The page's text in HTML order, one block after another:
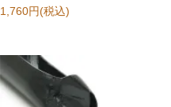
1,760円(税込)